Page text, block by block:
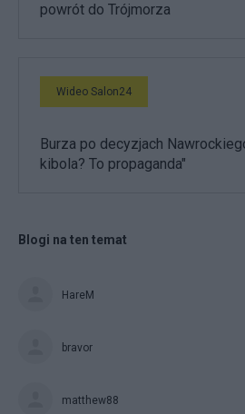
powrót do Trójmorza
Wideo Salon24
Burza po decyzjach
kibola? To propaganda"
Blogi na ten temat
HareM
bravor
matthew88